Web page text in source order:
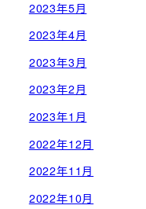
2023年5月
2023年4月
2023年3月
2023年2月
2023年1月
2022年12月
2022年11月
2022年10月